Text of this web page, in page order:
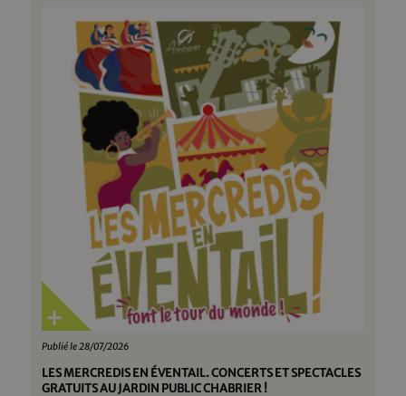
Publié le 28/07/2026
LES MERCREDIS EN ÉVENTAIL. CONCERTS ET SPECTACLES
GRATUITS AU JARDIN PUBLIC CHABRIER !